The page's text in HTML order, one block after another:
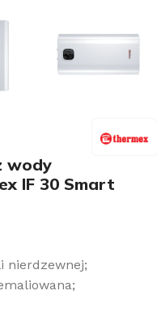
wody
IF 30 Smart
nierdzewnej;